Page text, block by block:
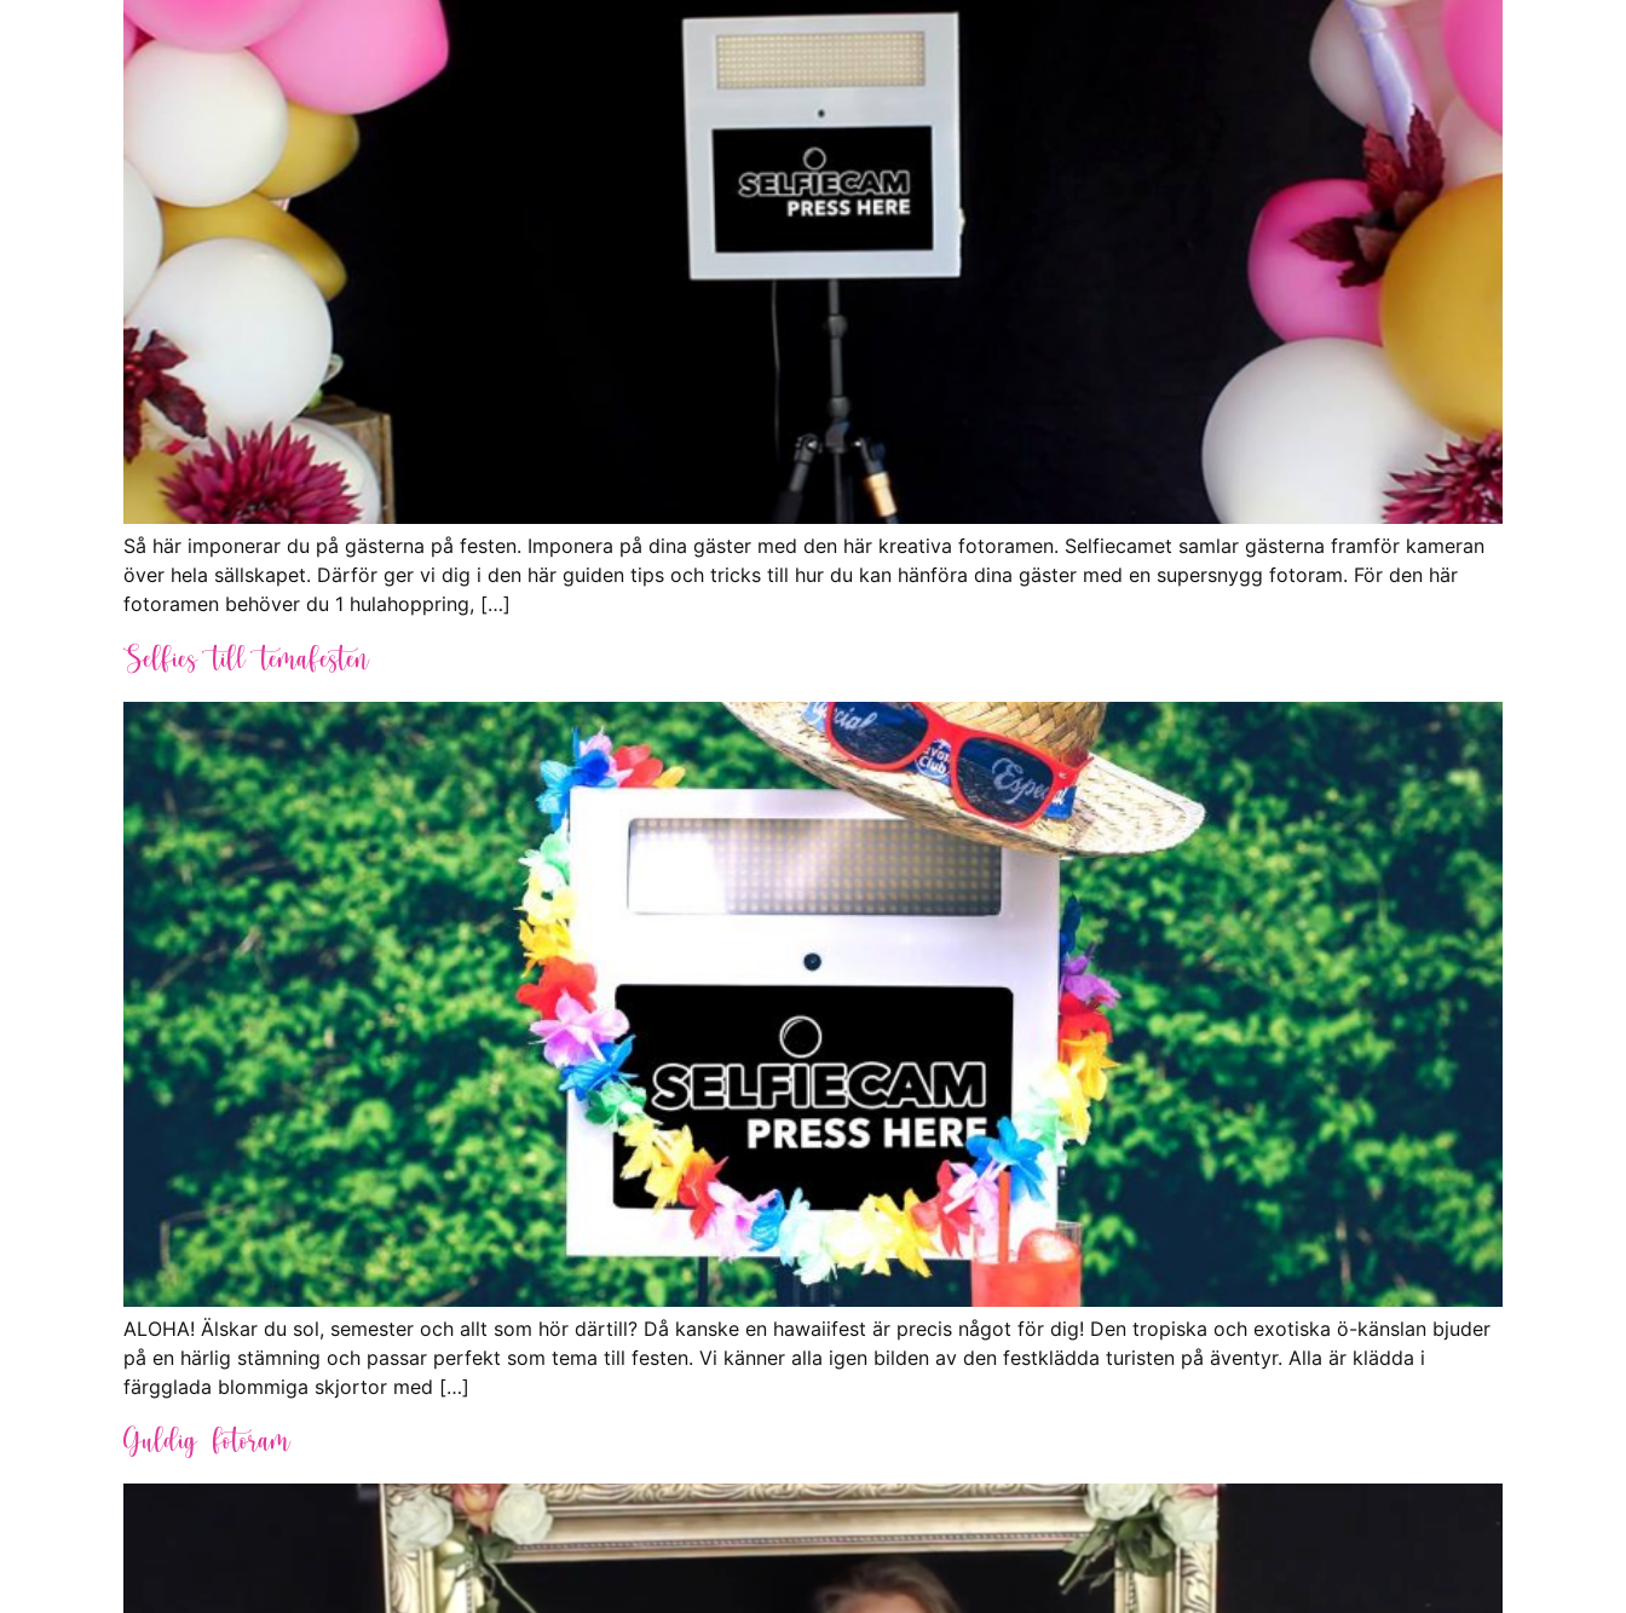
Så här imponerar du på gästerna på festen. Imponera på dina gäster med den här kreativa fotoramen. Selfiecamet samlar gästerna framför kameran
över hela sällskapet. Därför ger vi dig i den här guiden tips och tricks till hur du kan hänföra dina gäster med en supersnygg fotoram. För den här
fotoramen behöver du 1 hulahoppring, […]
Selfies till temafesten
ALOHA! Älskar du sol, semester och allt som hör därtill? Då kanske en hawaiifest är precis något för dig! Den tropiska och exotiska ö-känslan bjuder
på en härlig stämning och passar perfekt som tema till festen. Vi känner alla igen bilden av den festklädda turisten på äventyr. Alla är klädda i
färgglada blommiga skjortor med […]
Guldig fotoram